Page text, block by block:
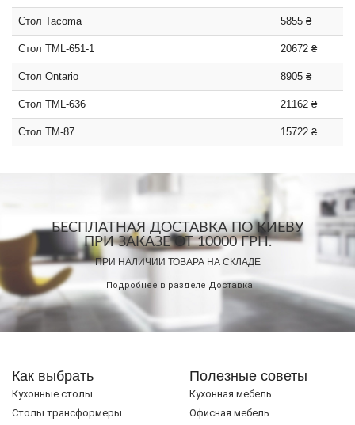
Стол Tacoma 5855 ₴
Стол ТМL-651-1 20672 ₴
Стол Ontario 8905 ₴
Стол TML-636 21162 ₴
Стол TM-87 15722 ₴
БЕСПЛАТНАЯ ДОСТАВКА ПО КИЕВУ
ПРИ ЗАКАЗЕ ОТ 10000 ГРН.
ПРИ НАЛИЧИИ ТОВАРА НА СКЛАДЕ
Подробнее в разделе Доставка
Как выбрать
Кухонные столы
Cтолы трансформеры
Полезные советы
Кухонная мебель
Офисная мебель